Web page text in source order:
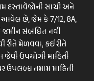
દસ્તાવેજોની સાચી અને
આવેલ છે, જેમ કે 7/12, 8A,
જમીન સંબંધિત નવી
રીતે મેળવવા, કઈ રીતે
ઉપયોગી માહિતી
તમામ માહિતી